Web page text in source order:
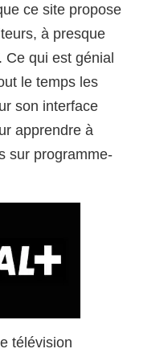
ce site propose
à presque
Ce qui est génial
le temps les
son interface
apprendre à
sur programme-
télévision